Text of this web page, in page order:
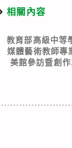
相關內容
教育部高級中等
媒體藝術教師專
美館參訪暨創